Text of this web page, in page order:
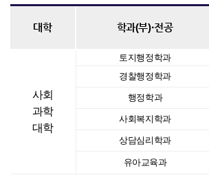
대학 학과(부)·전공
사회
과학
대학
토지행정학과
경찰행정학과
행정학과
사회복지학과
상담심리학과
유아교육과